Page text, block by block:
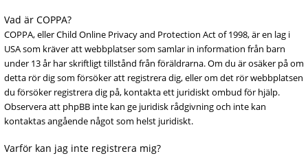
Vad är COPPA?
COPPA, eller Child Online Privacy and Protection Act of 1998, är en lag i
USA som kräver att webbplatser som samlar in information från barn
under 13 år har skriftligt tillstånd från föräldrarna. Om du är osäker på om
detta rör dig som försöker att registrera dig, eller om det rör webbplatsen
du försöker registrera dig på, kontakta ett juridiskt ombud för hjälp.
Observera att phpBB inte kan ge juridisk rådgivning och inte kan
kontaktas angående något som helst juridiskt.
Varför kan jag inte registrera mig?